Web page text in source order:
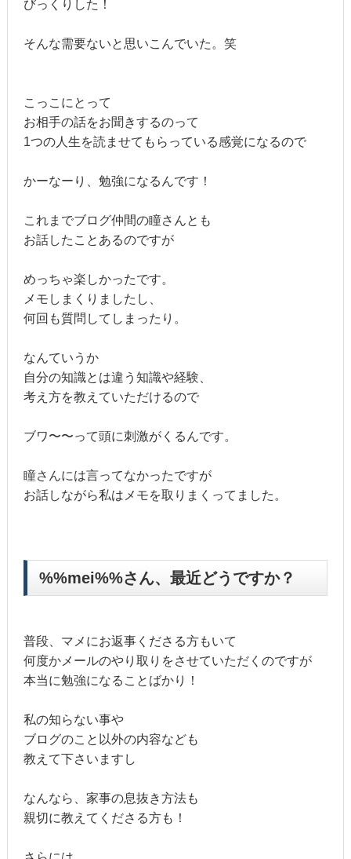
びっくりした！
そんな需要ないと思いこんでいた。笑
こっこにとって
お相手の話をお聞きするのって
1つの人生を読ませてもらっている感覚になるので
かーなーり、勉強になるんです！
これまでブログ仲間の瞳さんとも
お話したことあるのですが
めっちゃ楽しかったです。
メモしまくりましたし、
何回も質問してしまったり。
なんていうか
自分の知識とは違う知識や経験、
考え方を教えていただけるので
ブワ〜〜って頭に刺激がくるんです。
瞳さんには言ってなかったですが
お話しながら私はメモを取りまくってました。
%%mei%%さん、最近どうですか？
普段、マメにお返事くださる方もいて
何度かメールのやり取りをさせていただくのですが
本当に勉強になることばかり！
私の知らない事や
ブログのこと以外の内容なども
教えて下さいますし
なんなら、家事の息抜き方法も
親切に教えてくださる方も！